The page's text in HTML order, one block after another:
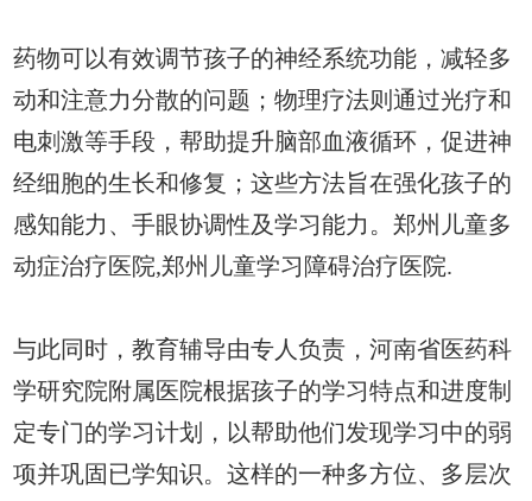
药物可以有效调节孩子的神经系统功能，减轻多
动和注意力分散的问题；物理疗法则通过光疗和
电刺激等手段，帮助提升脑部血液循环，促进神
经细胞的生长和修复；这些方法旨在强化孩子的
感知能力、手眼协调性及学习能力。郑州儿童多
动症治疗医院,郑州儿童学习障碍治疗医院.
与此同时，教育辅导由专人负责，河南省医药科
学研究院附属医院根据孩子的学习特点和进度制
定专门的学习计划，以帮助他们发现学习中的弱
项并巩固已学知识。这样的一种多方位、多层次